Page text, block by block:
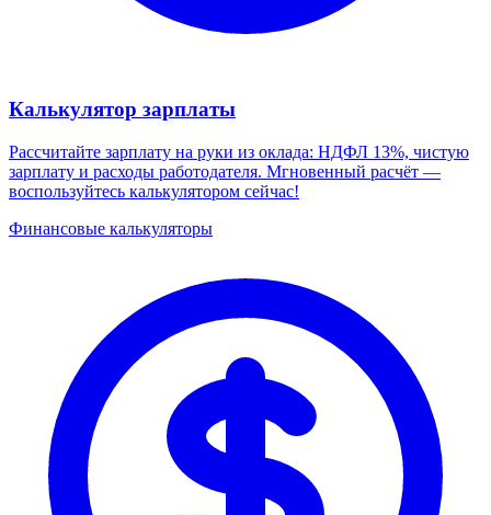
Калькулятор зарплаты
Рассчитайте зарплату на руки из оклада: НДФЛ 13%, чистую
зарплату и расходы работодателя. Мгновенный расчёт —
воспользуйтесь калькулятором сейчас!
Финансовые калькуляторы